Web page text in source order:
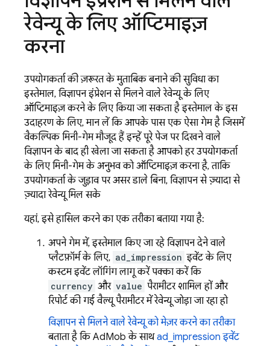
रेवेन्यू के लिए ऑप्टिमाइज़
करना
उपयोगकर्ता की ज़रूरत के मुताबिक बनाने की सुविधा का
इस्तेमाल, विज्ञापन इंप्रेशन से मिलने वाले रेवेन्यू के लिए
ऑप्टिमाइज़ करने के लिए किया जा सकता है. इस्तेमाल के इस
उदाहरण के लिए, मान लें कि आपके पास एक ऐसा गेम है जिसमें
वैकल्पिक मिनी-गेम मौजूद हैं. इन्हें पूरे पेज पर दिखने वाले
विज्ञापन के बाद ही खेला जा सकता है. आपको हर उपयोगकर्ता
के लिए मिनी-गेम के अनुभव को ऑप्टिमाइज़ करना है, ताकि
उपयोगकर्ता के जुड़ाव पर असर डाले बिना, विज्ञापन से ज़्यादा से
ज़्यादा रेवेन्यू मिल सके.
यहां, इसे हासिल करने का एक तरीका बताया गया है:
अपने गेम में, इस्तेमाल किए जा रहे विज्ञापन देने वाले
प्लैटफ़ॉर्म के लिए, ad_impression इवेंट के लिए
कस्टम इवेंट लॉगिंग लागू करें. पक्का करें कि
currency और value पैरामीटर शामिल हों और
रिपोर्ट की गई वैल्यू पैरामीटर में रेवेन्यू जोड़ा जा रहा हो.
विज्ञापन से मिलने वाले रेवेन्यू को मेज़र करने का तरीका
बताता है कि AdMob के साथad_impression इवेंट